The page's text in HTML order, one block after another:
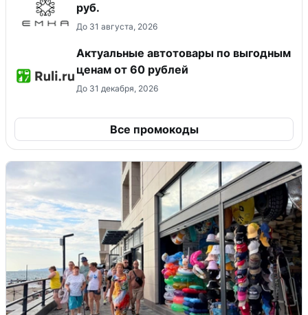
руб.
До 31 августа, 2026
Актуальные автотовары по выгодным
ценам от 60 рублей
До 31 декабря, 2026
Все промокоды